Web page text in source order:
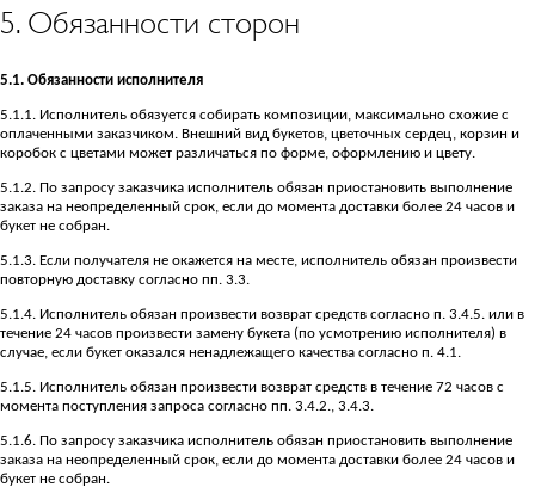
5. Обязанности сторон
5.1. Обязанности исполнителя
5.1.1. Исполнитель обязуется собирать композиции, максимально схожие с
оплаченными заказчиком. Внешний вид букетов, цветочных сердец, корзин и
коробок с цветами может различаться по форме, оформлению и цвету.
5.1.2. По запросу заказчика исполнитель обязан приостановить выполнение
заказа на неопределенный срок, если до момента доставки более 24 часов и
букет не собран.
5.1.3. Если получателя не окажется на месте, исполнитель обязан произвести
повторную доставку согласно пп. 3.3.
5.1.4. Исполнитель обязан произвести возврат средств согласно п. 3.4.5. или в
течение 24 часов произвести замену букета (по усмотрению исполнителя) в
случае, если букет оказался ненадлежащего качества согласно п. 4.1.
5.1.5. Исполнитель обязан произвести возврат средств в течение 72 часов с
момента поступления запроса согласно пп. 3.4.2., 3.4.3.
5.1.6. По запросу заказчика исполнитель обязан приостановить выполнение
заказа на неопределенный срок, если до момента доставки более 24 часов и
букет не собран.